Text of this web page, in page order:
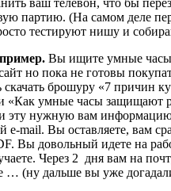
партию. (На самом деле
тестируют нишу и
Вы ищите умные часы
но пока не готовы
скачать брошуру «7 причин
«Как умные часы защищают
эту нужную вам
e-mail. Вы оставляете, вам
Вы довольный идете на
Через 2 дня вам на
… (ну дальше вы уже